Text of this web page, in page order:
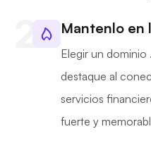
Mantenlo en
Elegir un dominio
destaque al
servicios
fuerte y